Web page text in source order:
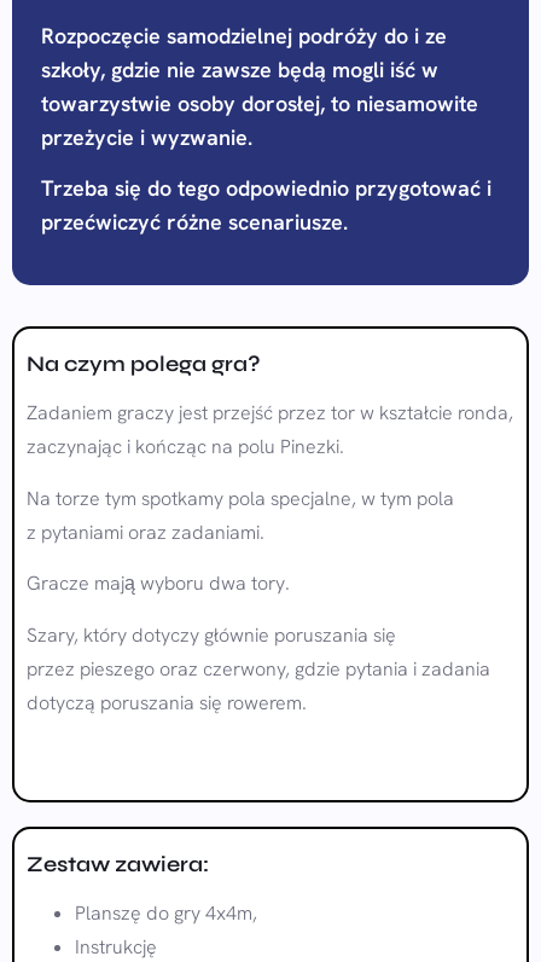
Rozpoczęcie samodzielnej podróży do i ze
szkoły, gdzie nie zawsze będą mogli iść w
towarzystwie osoby dorosłej, to niesamowite
przeżycie i wyzwanie.
Trzeba się do tego odpowiednio przygotować i
przećwiczyć różne scenariusze.
Na czym polega gra?
Zadaniem graczy jest przejść przez tor w kształcie ronda,
zaczynając i kończąc na polu Pinezki.
Na torze tym spotkamy pola specjalne, w tym pola
z pytaniami oraz zadaniami.
Gracze mają wyboru dwa tory.
Szary, który dotyczy głównie poruszania się
przez pieszego oraz czerwony, gdzie pytania i zadania
dotyczą poruszania się rowerem.
Zestaw zawiera:
Planszę do gry 4x4m,
Instrukcję